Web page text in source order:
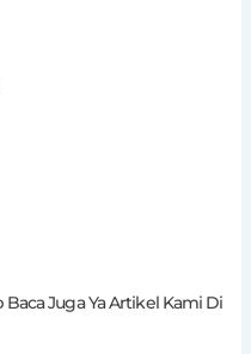
Juga Ya Artikel Kami Di